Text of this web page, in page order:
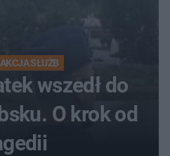
SŁUŻB
wszedł do
O krok od